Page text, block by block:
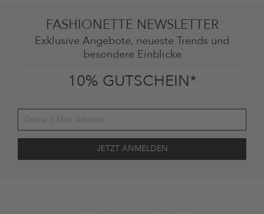
FASHIONETTE NEWSLETTER
Exklusive Angebote, neueste Trends und
besondere Einblicke
10% GUTSCHEIN*